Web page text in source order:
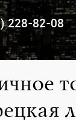
228-82-08